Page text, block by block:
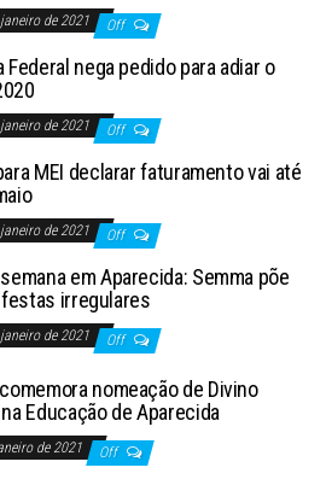
janeiro de 2021 Off
nega pedido para adiar o
janeiro de 2021 Off
MEI declarar faturamento vai até
janeiro de 2021 Off
em Aparecida: Semma põe
irregulares
janeiro de 2021 Off
nomeação de Divino
Educação de Aparecida
de 2021 Off